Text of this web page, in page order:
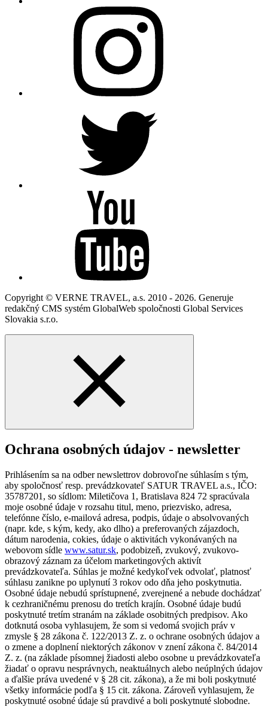
Copyright © VERNE TRAVEL, a.s. 2010 - 2026. Generuje
redakčný CMS systém GlobalWeb spoločnosti Global Services
Slovakia s.r.o.
Ochrana osobných údajov - newsletter
Prihlásením sa na odber newslettrov dobrovoľne súhlasím s tým,
aby spoločnosť resp. prevádzkovateľ SATUR TRAVEL a.s., IČO:
35787201, so sídlom: Miletičova 1, Bratislava 824 72 spracúvala
moje osobné údaje v rozsahu titul, meno, priezvisko, adresa,
telefónne číslo, e-mailová adresa, podpis, údaje o absolvovaných
(napr. kde, s kým, kedy, ako dlho) a preferovaných zájazdoch,
dátum narodenia, cokies, údaje o aktivitách vykonávaných na
webovom sídle www.satur.sk, podobizeň, zvukový, zvukovo-
obrazový záznam za účelom marketingových aktivít
prevádzkovateľa. Súhlas je možné kedykoľvek odvolať, platnosť
súhlasu zanikne po uplynutí 3 rokov odo dňa jeho poskytnutia.
Osobné údaje nebudú sprístupnené, zverejnené a nebude dochádzať
k cezhraničnému prenosu do tretích krajín. Osobné údaje budú
poskytnuté tretím stranám na základe osobitných predpisov. Ako
dotknutá osoba vyhlasujem, že som si vedomá svojich práv v
zmysle § 28 zákona č. 122/2013 Z. z. o ochrane osobných údajov a
o zmene a doplnení niektorých zákonov v znení zákona č. 84/2014
Z. z. (na základe písomnej žiadosti alebo osobne u prevádzkovateľa
žiadať o opravu nesprávnych, neaktuálnych alebo neúplných údajov
a ďalšie práva uvedené v § 28 cit. zákona), a že mi boli poskytnuté
všetky informácie podľa § 15 cit. zákona. Zároveň vyhlasujem, že
poskytnuté osobné údaje sú pravdivé a boli poskytnuté slobodne.